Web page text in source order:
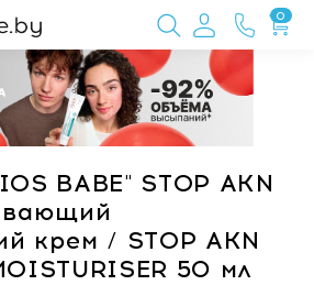
0
BABE" STOP AKN
крем / STOP AKN
50 мл